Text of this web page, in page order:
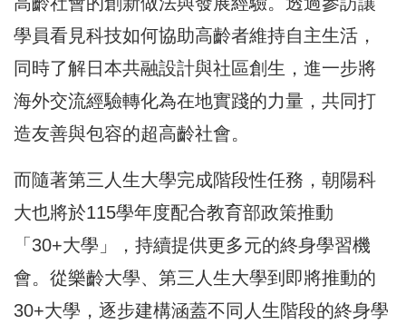
學員看見科技如何協助高齡者維持自主生活，
同時了解日本共融設計與社區創生，進一步將
海外交流經驗轉化為在地實踐的力量，共同打
造友善與包容的超高齡社會。
而隨著第三人生大學完成階段性任務，朝陽科
大也將於115學年度配合教育部政策推動
「30+大學」，持續提供更多元的終身學習機
會。從樂齡大學、第三人生大學到即將推動的
30+大學，逐步建構涵蓋不同人生階段的終身學